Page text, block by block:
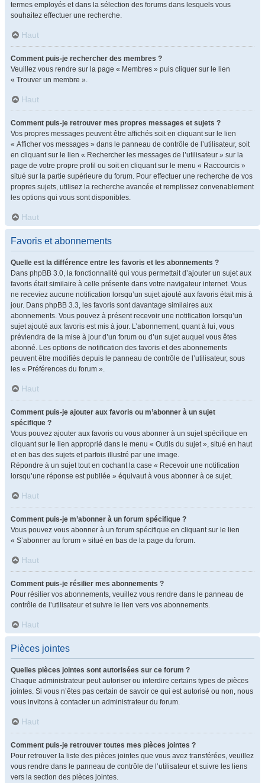
termes employés et dans la sélection des forums dans lesquels vous
souhaitez effectuer une recherche.
Haut
Comment puis-je rechercher des membres ?
Veuillez vous rendre sur la page « Membres » puis cliquer sur le lien
« Trouver un membre ».
Haut
Comment puis-je retrouver mes propres messages et sujets ?
Vos propres messages peuvent être affichés soit en cliquant sur le lien
« Afficher vos messages » dans le panneau de contrôle de l’utilisateur, soit
en cliquant sur le lien « Rechercher les messages de l’utilisateur » sur la
page de votre propre profil ou soit en cliquant sur le menu « Raccourcis »
situé sur la partie supérieure du forum. Pour effectuer une recherche de vos
propres sujets, utilisez la recherche avancée et remplissez convenablement
les options qui vous sont disponibles.
Haut
Favoris et abonnements
Quelle est la différence entre les favoris et les abonnements ?
Dans phpBB 3.0, la fonctionnalité qui vous permettait d’ajouter un sujet aux
favoris était similaire à celle présente dans votre navigateur internet. Vous
ne receviez aucune notification lorsqu’un sujet ajouté aux favoris était mis à
jour. Dans phpBB 3.3, les favoris sont davantage similaires aux
abonnements. Vous pouvez à présent recevoir une notification lorsqu’un
sujet ajouté aux favoris est mis à jour. L’abonnement, quant à lui, vous
préviendra de la mise à jour d’un forum ou d’un sujet auquel vous êtes
abonné. Les options de notification des favoris et des abonnements
peuvent être modifiés depuis le panneau de contrôle de l’utilisateur, sous
les « Préférences du forum ».
Haut
Comment puis-je ajouter aux favoris ou m’abonner à un sujet
spécifique ?
Vous pouvez ajouter aux favoris ou vous abonner à un sujet spécifique en
cliquant sur le lien approprié dans le menu « Outils du sujet », situé en haut
et en bas des sujets et parfois illustré par une image.
Répondre à un sujet tout en cochant la case « Recevoir une notification
lorsqu’une réponse est publiée » équivaut à vous abonner à ce sujet.
Haut
Comment puis-je m’abonner à un forum spécifique ?
Vous pouvez vous abonner à un forum spécifique en cliquant sur le lien
« S’abonner au forum » situé en bas de la page du forum.
Haut
Comment puis-je résilier mes abonnements ?
Pour résilier vos abonnements, veuillez vous rendre dans le panneau de
contrôle de l’utilisateur et suivre le lien vers vos abonnements.
Haut
Pièces jointes
Quelles pièces jointes sont autorisées sur ce forum ?
Chaque administrateur peut autoriser ou interdire certains types de pièces
jointes. Si vous n’êtes pas certain de savoir ce qui est autorisé ou non, nous
vous invitons à contacter un administrateur du forum.
Haut
Comment puis-je retrouver toutes mes pièces jointes ?
Pour retrouver la liste des pièces jointes que vous avez transférées, veuillez
vous rendre dans le panneau de contrôle de l’utilisateur et suivre les liens
vers la section des pièces jointes.